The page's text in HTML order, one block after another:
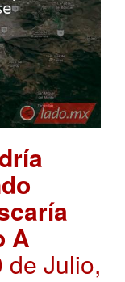
A
de Julio,